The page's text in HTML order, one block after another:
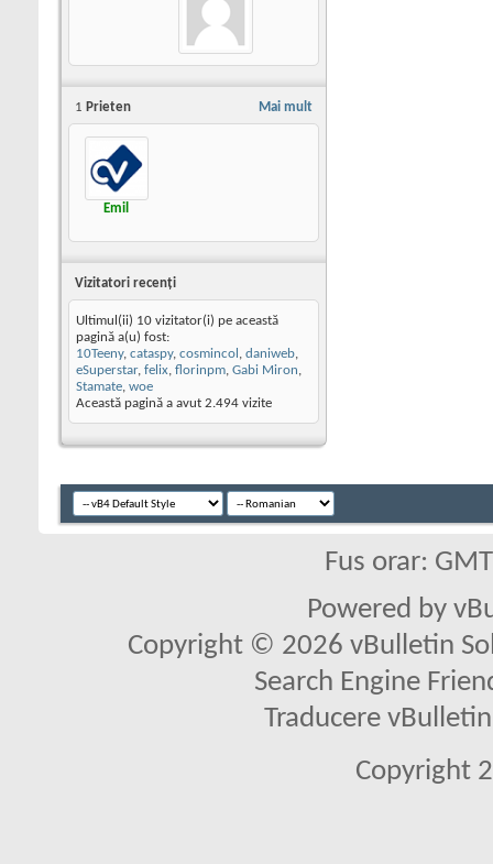
Mai mult
1 Prieten
Emil
Vizitatori recenţi
Ultimul(ii) 10 vizitator(i) pe această
pagină a(u) fost:
10Teeny, cataspy, cosmincol , daniweb,
eSuperstar, felix, florinpm, Gabi Miron,
Stamate, woe
Această pagină a avut 2.494 vizite
Fus orar:
Powered by
Copyright © 2026 vBulletin
Search Engine
Traducere
Copyright